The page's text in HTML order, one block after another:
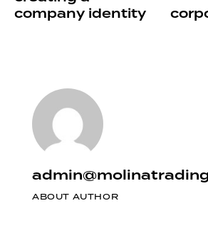
company identity
ABOUT AUTHOR